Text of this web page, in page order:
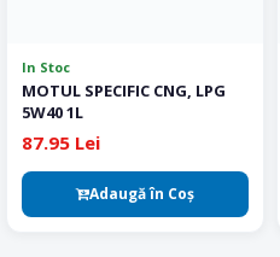
In Stoc
MOTUL SPECIFIC CNG, LPG
5W40 1L
87.95 Lei
Adaugă în Coş